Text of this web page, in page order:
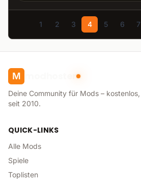
1 2 3 4 5 6 7
M modhoster
Deine Community für Mods – kostenlos,
seit 2010.
QUICK-LINKS
Alle Mods
Spiele
Toplisten